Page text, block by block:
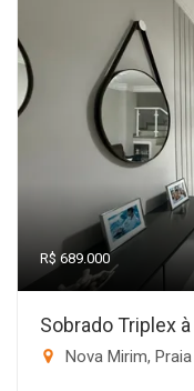
R$ 689.000
Sobrado Triplex
Nova Mirim,